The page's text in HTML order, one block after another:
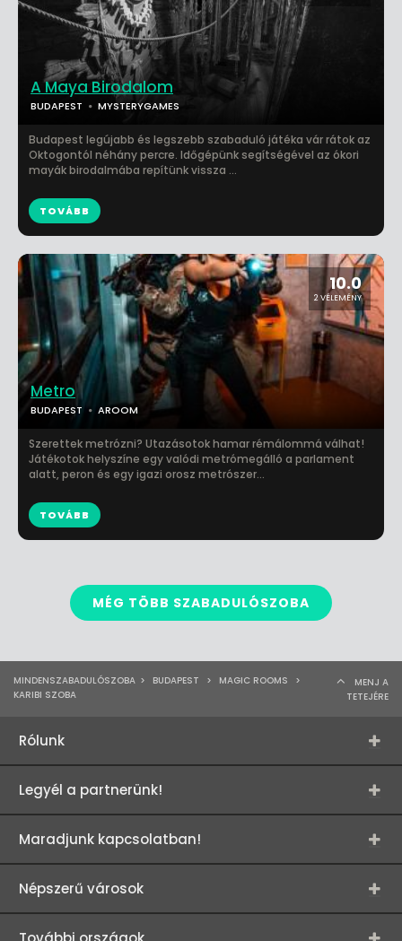
A Maya Birodalom
BUDAPEST MYSTERYGAMES
Budapest legújabb és legszebb szabaduló játéka vár rátok az
Oktogontól néhány percre. Időgépünk segítségével az ókori
mayák birodalmába repítünk vissza ...
TOVÁBB
10.0
2 VÉLEMÉNY
Metro
BUDAPEST AROOM
Szerettek metrózni? Utazásotok hamar rémálommá válhat!
Játékotok helyszíne egy valódi metrómegálló a parlament
alatt, peron és egy igazi orosz metrószer...
TOVÁBB
MÉG TÖBB SZABADULÓSZOBA
MINDENSZABADULÓSZOBA > BUDAPEST > MAGIC ROOMS
>
KARIBI SZOBA
MENJ A
TETEJÉRE
Rólunk
Legyél a partnerünk!
Maradjunk kapcsolatban!
Népszerű városok